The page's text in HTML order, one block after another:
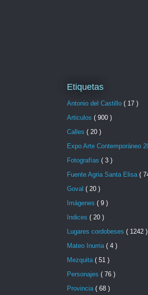
Etiquetas
Antonio del Castillo ( 17 )
Articulos ( 900 )
Calles ( 20 )
Expo Arte Contemporáneo
Fotografías ( 3 )
Fuente Agria Santa Elisa (
Goval ( 20 )
Imágenes ( 9 )
Indices ( 20 )
Lugares cordobeses ( 1242 )
Mateo Inurria ( 4 )
Mezquita ( 51 )
Personajes ( 76 )
Provincia ( 68 )